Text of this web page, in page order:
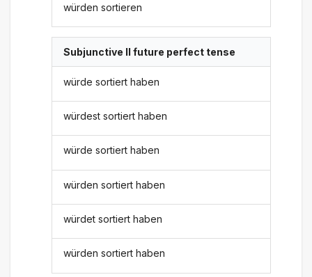
würden sortieren
Subjunctive II future perfect tense
würde sortiert haben
würdest sortiert haben
würde sortiert haben
würden sortiert haben
würdet sortiert haben
würden sortiert haben